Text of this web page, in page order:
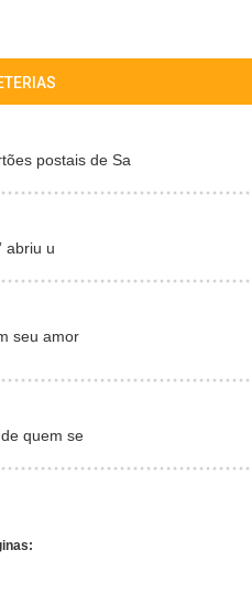
postais de Sa
abriu u
seu amor
quem se